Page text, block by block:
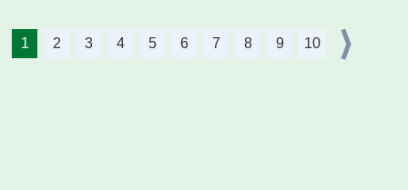
1 2 3 4 5 6 7 8 9 10